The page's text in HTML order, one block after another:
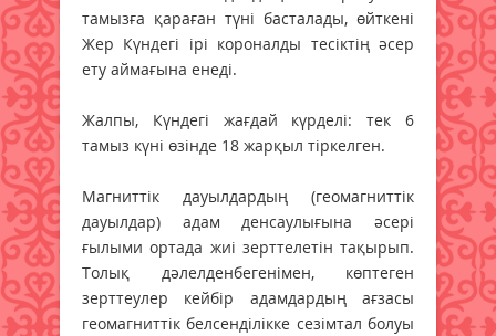
тамызға қараған түні басталады, өйткені
Жер Күндегі ірі короналды тесіктің әсер
ету аймағына енеді.
Жалпы, Күндегі жағдай күрделі: тек 6
тамыз күні өзінде 18 жарқыл тіркелген.
Магниттік дауылдардың (геомагниттік
дауылдар) адам денсаулығына әсері
ғылыми ортада жиі зерттелетін тақырып.
Толық дәлелденбегенімен, көптеген
зерттеулер кейбір адамдардың ағзасы
геомагниттік белсенділікке сезімтал болуы